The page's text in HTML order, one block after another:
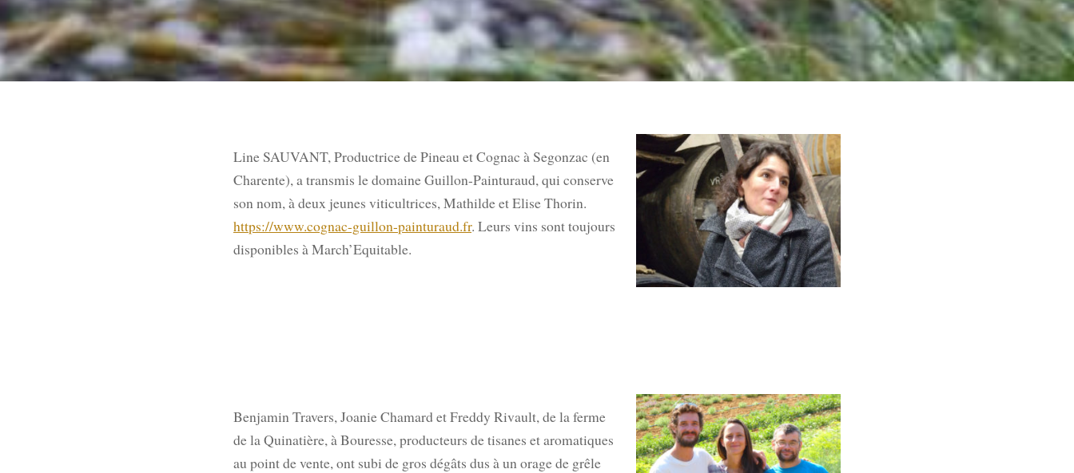
Line SAUVANT, Productrice de Pineau et Cognac à Segonzac (en
Charente), a transmis le domaine Guillon-Painturaud, qui conserve
son nom, à deux jeunes viticultrices, Mathilde et Elise Thorin.
https://www.cognac-guillon-painturaud.fr. Leurs vins sont toujours
disponibles à March’Equitable.
Benjamin Travers, Joanie Chamard et Freddy Rivault, de la ferme
de la Quinatière, à Bouresse, producteurs de tisanes et aromatiques
au point de vente, ont subi de gros dégâts dus à un orage de grêle